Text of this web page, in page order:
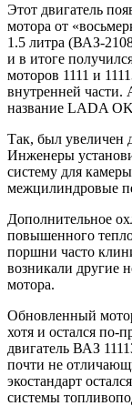
Этот двигатель
мотора от
1.5 литра (ВАЗ-
и в итоге
моторов 1111 и
внутренней части.
название LADA
Так, был увеличен
Инженеры
систему для
межцилиндровые
Дополнительное
повышенного
поршни часто
возникали другие
мотора.
Обновленный
хотя и остался
двигатель ВАЗ
почти не
экостандарт
системы